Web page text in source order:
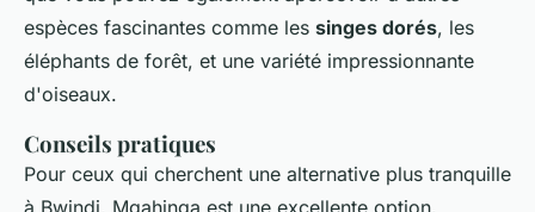
espèces fascinantes comme les singes dorés, les
éléphants de forêt, et une variété impressionnante
d'oiseaux.
Conseils pratiques
Pour ceux qui cherchent une alternative plus tranquille
à Bwindi, Mgahinga est une excellente option.